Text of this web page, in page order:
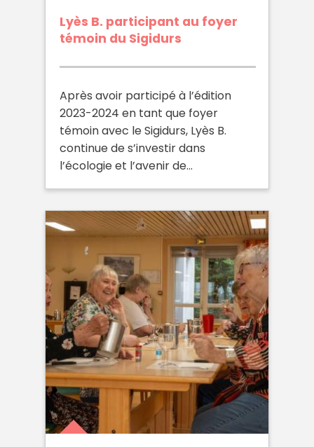
Lyès B. participant au foyer
témoin du Sigidurs
Après avoir participé à l’édition
2023-2024 en tant que foyer
témoin avec le Sigidurs, Lyès B.
continue de s’investir dans
l’écologie et l’avenir de…